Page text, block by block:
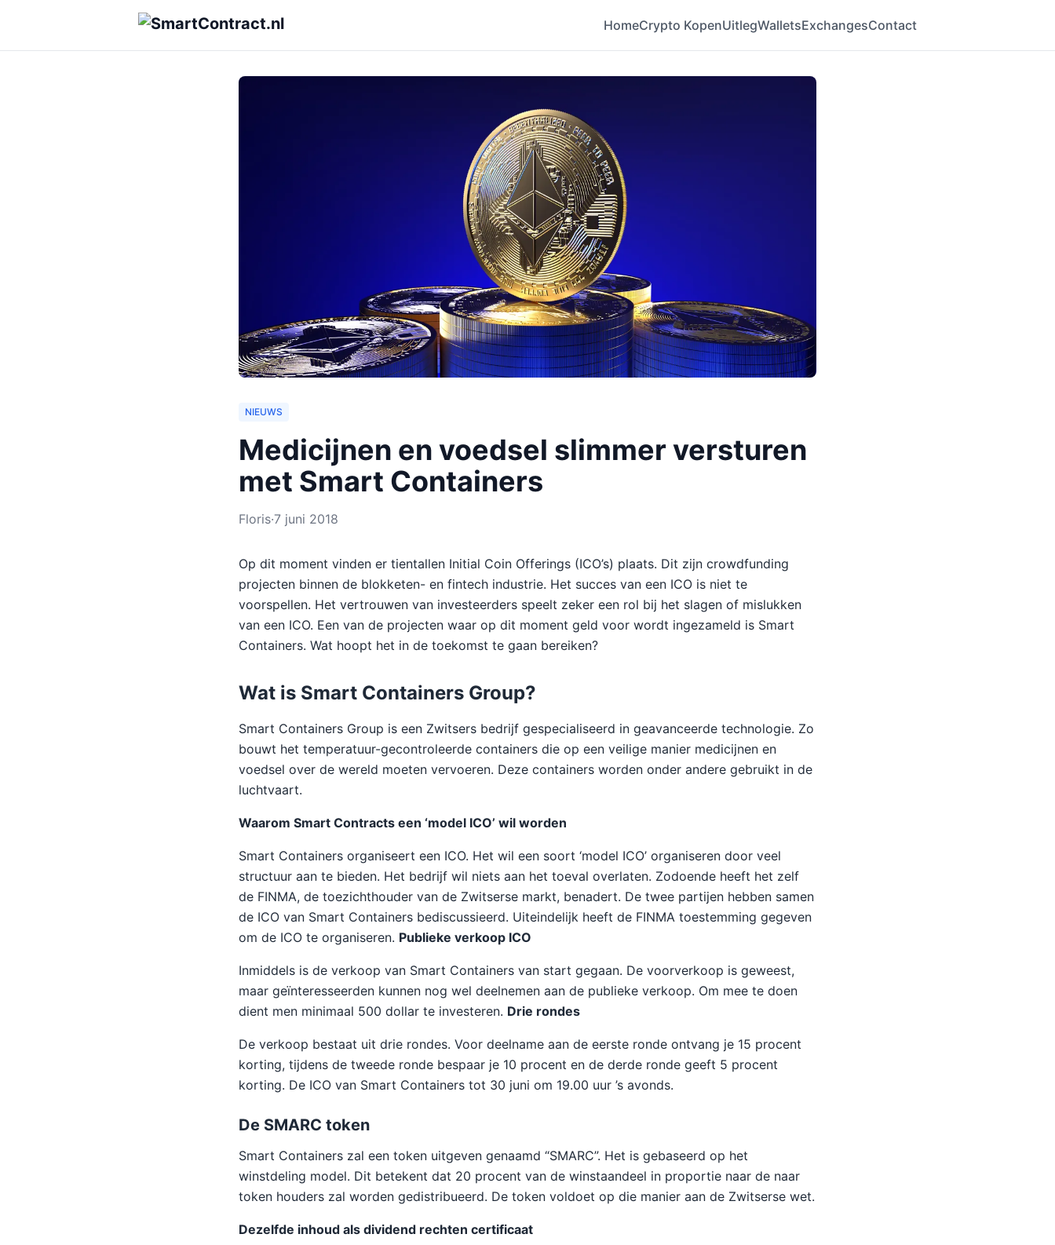
HomeCrypto KopenUitlegWalletsExchangesContact
NIEUWS
Medicijnen en voedsel slimmer versturen
met Smart Containers
Floris·7 juni 2018
Op dit moment vinden er tientallen Initial Coin Offerings (ICO’s) plaats. Dit zijn crowdfunding
projecten binnen de blokketen- en fintech industrie. Het succes van een ICO is niet te
voorspellen. Het vertrouwen van investeerders speelt zeker een rol bij het slagen of mislukken
van een ICO. Een van de projecten waar op dit moment geld voor wordt ingezameld is Smart
Containers. Wat hoopt het in de toekomst te gaan bereiken?
Wat is Smart Containers Group?
Smart Containers Group is een Zwitsers bedrijf gespecialiseerd in geavanceerde technologie. Zo
bouwt het temperatuur-gecontroleerde containers die op een veilige manier medicijnen en
voedsel over de wereld moeten vervoeren. Deze containers worden onder andere gebruikt in de
luchtvaart.
Waarom Smart Contracts een ‘model ICO’ wil worden
Smart Containers organiseert een ICO. Het wil een soort ‘model ICO’ organiseren door veel
structuur aan te bieden. Het bedrijf wil niets aan het toeval overlaten. Zodoende heeft het zelf
de FINMA, de toezichthouder van de Zwitserse markt, benadert. De twee partijen hebben samen
de ICO van Smart Containers bediscussieerd. Uiteindelijk heeft de FINMA toestemming gegeven
om de ICO te organiseren. Publieke verkoop ICO
Inmiddels is de verkoop van Smart Containers van start gegaan. De voorverkoop is geweest,
maar geïnteresseerden kunnen nog wel deelnemen aan de publieke verkoop. Om mee te doen
dient men minimaal 500 dollar te investeren. Drie rondes
De verkoop bestaat uit drie rondes. Voor deelname aan de eerste ronde ontvang je 15 procent
korting, tijdens de tweede ronde bespaar je 10 procent en de derde ronde geeft 5 procent
korting. De ICO van Smart Containers tot 30 juni om 19.00 uur ’s avonds.
De SMARC token
Smart Containers zal een token uitgeven genaamd “SMARC”. Het is gebaseerd op het
winstdeling model. Dit betekent dat 20 procent van de winstaandeel in proportie naar de naar
token houders zal worden gedistribueerd. De token voldoet op die manier aan de Zwitserse wet.
Dezelfde inhoud als dividend rechten certificaat